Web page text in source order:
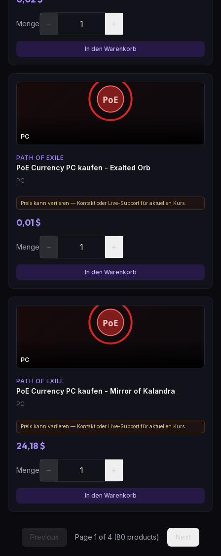
Menge − +
In den Warenkorb
PC
PATH OF EXILE
PoE Currency PC kaufen - Exalted Orb
PC
Preis kann variieren — Kontakt oder Live-Support für aktuellen Kurs.
0,01 $
Menge − +
In den Warenkorb
PC
PATH OF EXILE
PoE Currency PC kaufen - Mirror of Kalandra
PC
Preis kann variieren — Kontakt oder Live-Support für aktuellen Kurs.
24,18 $
Menge − +
In den Warenkorb
Previous Page 1 of 4 (80 products) Next